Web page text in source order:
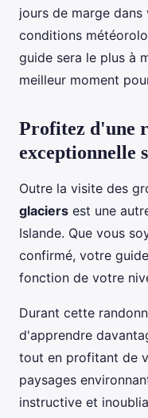
jours de marge
conditions
guide sera le plus à
meilleur moment
Profitez d'une
exceptionnelle
Outre la visite des
glaciers est une
Islande. Que vous
confirmé, votre
fonction de votre
Durant cette
d'apprendre
tout en profitant de
paysages
instructive et